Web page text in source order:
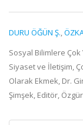
DURU ÖĞÜN Ş.,
Sosyal Bilimlere Çok
Siyaset ve İletişim,
Olarak Ekmek, Dr.
Şimşek, Editör,